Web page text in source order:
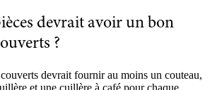
devrait avoir un bon
?
devrait fournir au moins un couteau,
et une cuillère à café pour chaque